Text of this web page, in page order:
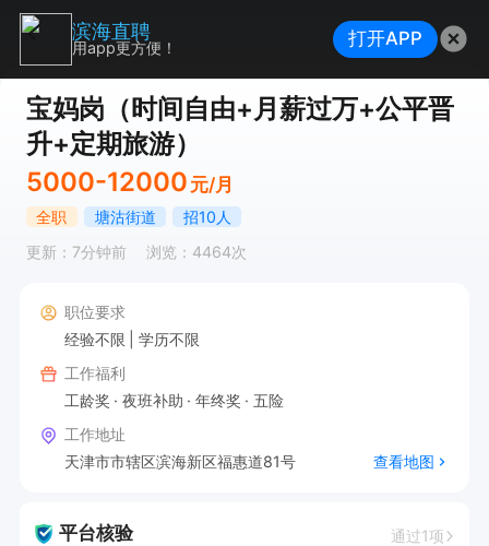
宝妈岗（时间自由+月薪过万+公平晋
升+定期旅游）
5000-12000 元/月
全职 塘沽街道
招10人
更新：7分钟前
浏览：4464次
职位要求
经验不限
学历不限
工作福利
工龄奖
夜班补助 年终奖
五险
工作地址
天津市市辖区滨海新区福惠道81号
查看地图
平台核验 通过1项
滨海直聘
用app更方便！ 打开APP